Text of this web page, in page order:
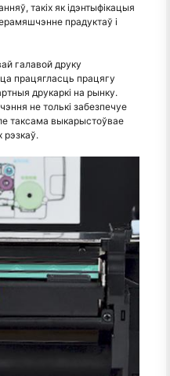
такіх як ідэнтыфікацыя
прадуктаў і
галавой друку
працягласць працягу
друкаркі на рынку.
не толькі забезпечуе
таксама выкарыстоўвае
рэзкаў.